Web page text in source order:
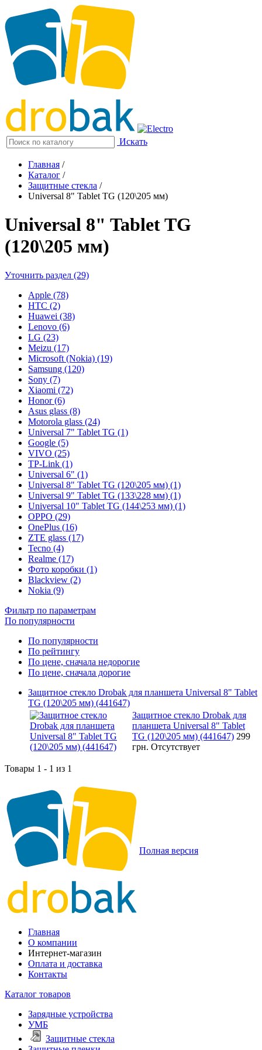
Искать
Главная /
Каталог /
Защитные стекла /
Universal 8" Tablet TG (120\205 мм)
Universal 8" Tablet TG
(120\205 мм)
Уточнить раздел (29)
Apple (78)
HTC (2)
Huawei (38)
Lenovo (6)
LG (23)
Meizu (17)
Microsoft (Nokia) (19)
Samsung (120)
Sony (7)
Xiaomi (72)
Honor (6)
Asus glass (8)
Motorola glass (24)
Universal 7" Tablet TG (1)
Google (5)
VIVO (25)
TP-Link (1)
Universal 6" (1)
Universal 8" Tablet TG (120\205 мм) (1)
Universal 9" Tablet TG (133\228 мм) (1)
Universal 10" Tablet TG (144\253 мм) (1)
OPPO (29)
OnePlus (16)
ZTE glass (17)
Tecno (4)
Realme (17)
Фото коробки (1)
Blackview (2)
Nokia (9)
Фильтр по параметрам
По популярности
По популярности
По рейтингу
По цене, сначала недорогие
По цене, сначала дорогие
Защитное стекло Drobak для планшета Universal 8" Tablet
TG (120\205 мм) (441647)
Защитное стекло Drobak для
планшета Universal 8" Tablet
TG (120\205 мм) (441647) 299
грн. Отсутствует
Товары 1 - 1 из 1
Полная версия
Главная
О компании
Интернет-магазин
Оплата и доставка
Контакты
Каталог товаров
Зарядные устройства
УМБ
Защитные стекла